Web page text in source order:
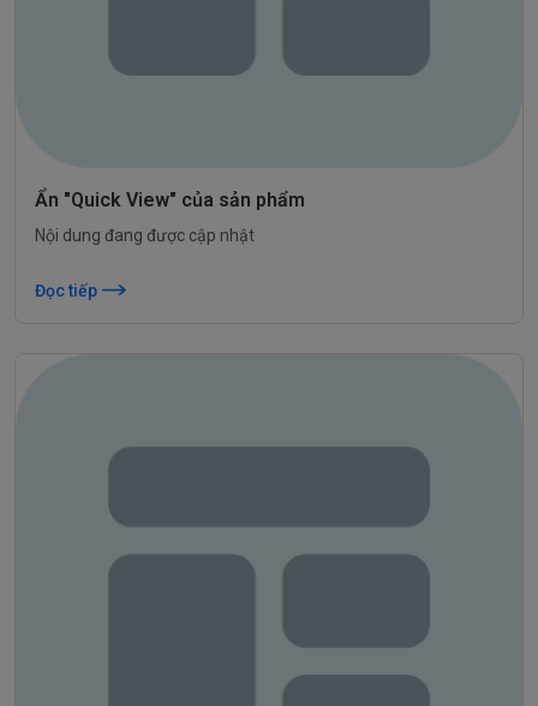
Ẩn "Quick View" của sản phẩm
Nội dung đang được cập nhật
Đọc tiếp